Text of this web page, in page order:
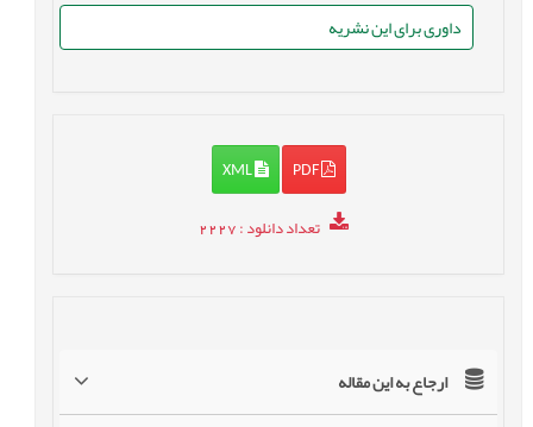
داوری برای این نشریه
PDF
XML
تعداد دانلود: 2227
ارجاع به این مقاله